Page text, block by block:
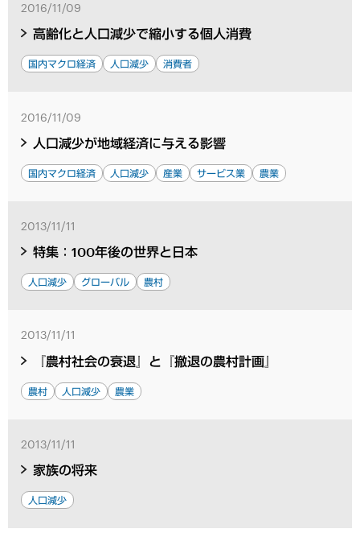
2016/11/09
高齢化と人口減少で縮小する個人消費
国内マクロ経済 人口減少 消費者
2016/11/09
人口減少が地域経済に与える影響
国内マクロ経済 人口減少 産業 サービス業 農業
2013/11/11
特集：100年後の世界と日本
人口減少 グローバル 農村
2013/11/11
『農村社会の衰退』と『撤退の農村計画』
農村 人口減少 農業
2013/11/11
家族の将来
人口減少